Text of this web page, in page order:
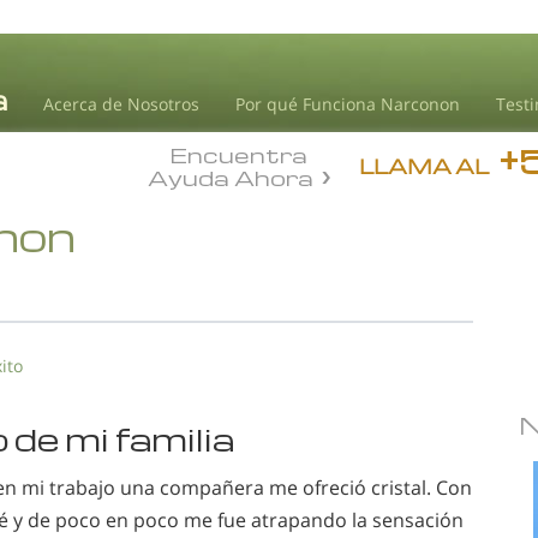
Acerca de Nosotros Por qué Funciona Narconon
LLAMA AL
Encuentra
Ayuda Ahora
de mi familia
mi trabajo una compañera me ofreció cristal. Con
y de poco en poco me fue atrapando la sensación